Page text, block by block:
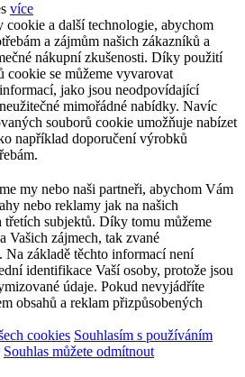
více
cookie a další technologie, abychom
a zájmům našich zákazníků a
nákupní zkušenosti. Díky použití
cookie se můžeme vyvarovat
jako jsou neodpovídající
mimořádné nabídky. Navíc
souborů cookie umožňuje nabízet
například doporučení výrobků
my nebo naši partneři, abychom Vám
nebo reklamy jak na našich
třetích subjektů. Díky tomu můžeme
Vašich zájmech, tak zvané
základě těchto informací není
identifikace Vaší osoby, protože jsou
údaje. Pokud nevyjádříte
obsahů a reklam přizpůsobených
cookies Souhlasím s používáním
Souhlas můžete odmítnout